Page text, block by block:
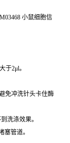
小鼠细胞信
于2μl。
免冲洗针头卡住酶
洗涤效果。
塞管道。